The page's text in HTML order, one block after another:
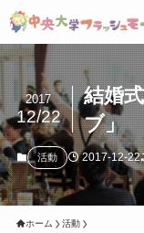
結婚
ブ」
2017
12/22
活動 2017-12-22
ホーム 活動